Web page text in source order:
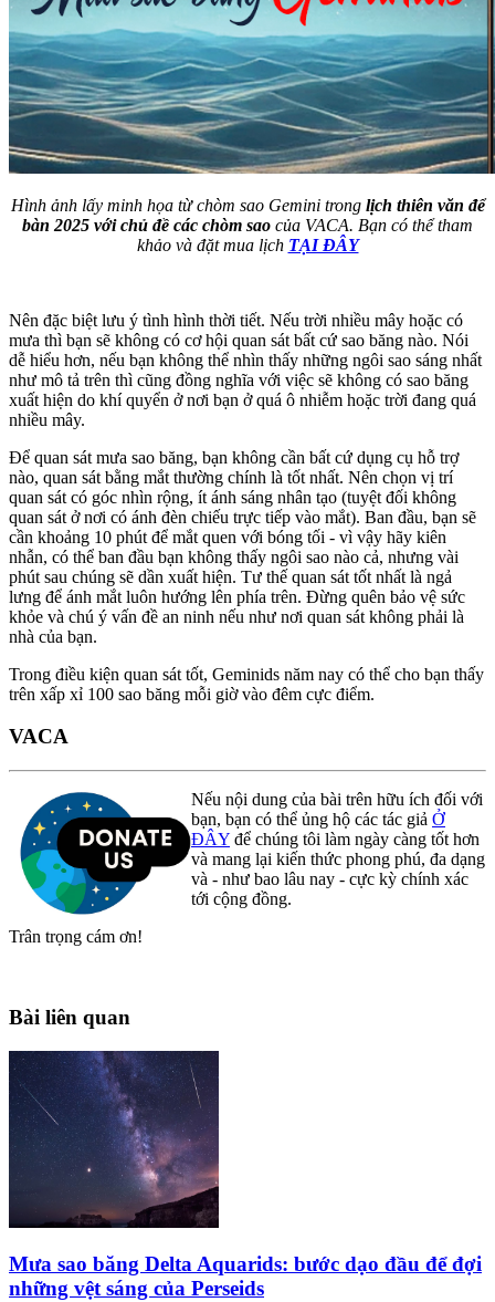
Hình ảnh lấy minh họa từ chòm sao Gemini trong lịch thiên văn để
bàn 2025 với chủ đề các chòm sao của VACA. Bạn có thể tham
khảo và đặt mua lịch TẠI ĐÂY
Nên đặc biệt lưu ý tình hình thời tiết. Nếu trời nhiều mây hoặc có
mưa thì bạn sẽ không có cơ hội quan sát bất cứ sao băng nào. Nói
dễ hiểu hơn, nếu bạn không thể nhìn thấy những ngôi sao sáng nhất
như mô tả trên thì cũng đồng nghĩa với việc sẽ không có sao băng
xuất hiện do khí quyển ở nơi bạn ở quá ô nhiễm hoặc trời đang quá
nhiều mây.
Để quan sát mưa sao băng, bạn không cần bất cứ dụng cụ hỗ trợ
nào, quan sát bằng mắt thường chính là tốt nhất. Nên chọn vị trí
quan sát có góc nhìn rộng, ít ánh sáng nhân tạo (tuyệt đối không
quan sát ở nơi có ánh đèn chiếu trực tiếp vào mắt). Ban đầu, bạn sẽ
cần khoảng 10 phút để mắt quen với bóng tối - vì vậy hãy kiên
nhẫn, có thể ban đầu bạn không thấy ngôi sao nào cả, nhưng vài
phút sau chúng sẽ dần xuất hiện. Tư thế quan sát tốt nhất là ngả
lưng để ánh mắt luôn hướng lên phía trên. Đừng quên bảo vệ sức
khỏe và chú ý vấn đề an ninh nếu như nơi quan sát không phải là
nhà của bạn.
Trong điều kiện quan sát tốt, Geminids năm nay có thể cho bạn thấy
trên xấp xỉ 100 sao băng mỗi giờ vào đêm cực điểm.
VACA
Nếu nội dung của bài trên hữu ích đối với
bạn, bạn có thể ủng hộ các tác giả Ở
ĐÂY để chúng tôi làm ngày càng tốt hơn
và mang lại kiến thức phong phú, đa dạng
và - như bao lâu nay - cực kỳ chính xác
tới cộng đồng.
Trân trọng cám ơn!
Bài liên quan
Mưa sao băng Delta Aquarids: bước dạo đầu để đợi
những vệt sáng của Perseids